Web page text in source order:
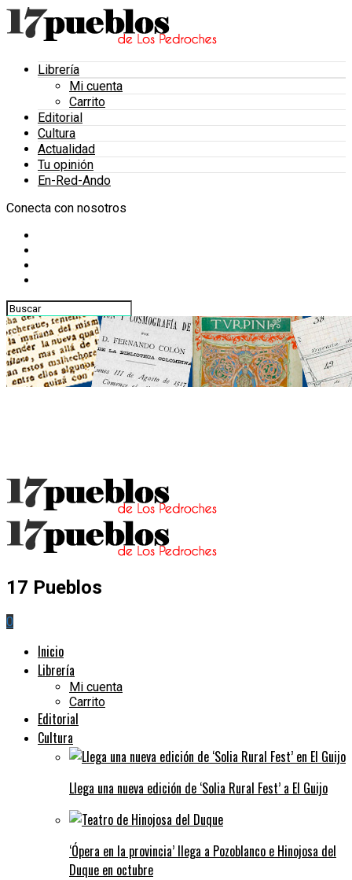
Librería
Mi cuenta
Carrito
Editorial
Cultura
Actualidad
Tu opinión
En-Red-Ando
Conecta con nosotros
17 Pueblos
0
Inicio
Librería
Mi cuenta
Carrito
Editorial
Cultura
Llega una nueva edición de ‘Solia Rural Fest’ a El Guijo
‘Ópera en la provincia’ llega a Pozoblanco e Hinojosa del
Duque en octubre